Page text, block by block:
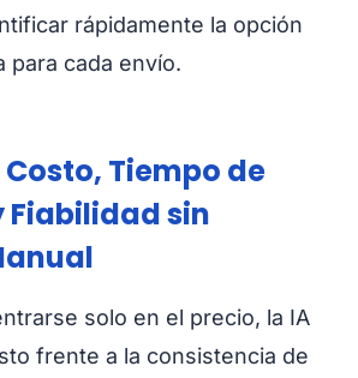
rápidamente la opción
para cada envío.
Tiempo de
Fiabilidad sin
solo en el precio, la IA
frente a la consistencia de